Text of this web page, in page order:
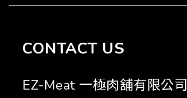
CONTACT US
EZ-Meat 一極肉舖有限公司